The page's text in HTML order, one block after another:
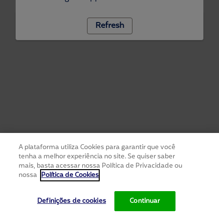
Refresh
A plataforma utiliza Cookies para garantir que você
tenha a melhor experiência no site. Se quiser saber
mais, basta acessar nossa Política de Privacidade ou
nossa Política de Cookies
Definições de cookies Continuar